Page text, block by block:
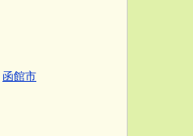
函館市